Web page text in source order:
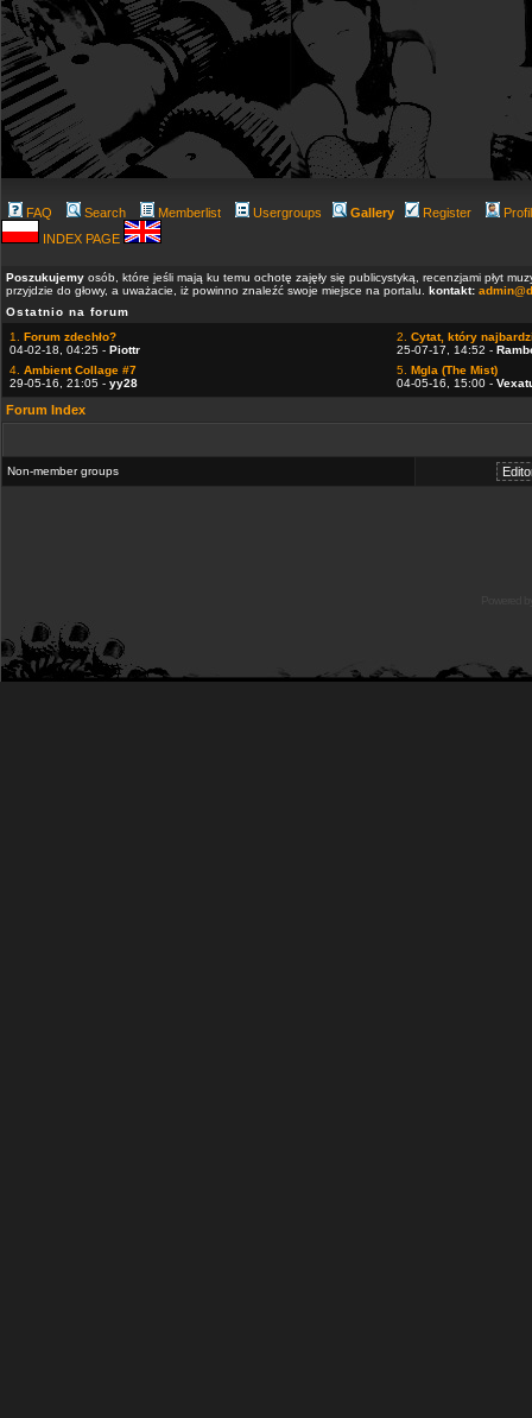
FAQ Search Memberlist Usergroups Gallery Register
INDEX PAGE
Poszukujemy osób, które jeśli mają ku temu ochotę zajęły się publicystyką, recenzjami płyt
przyjdzie do głowy, a uważacie, iż powinno znaleźć swoje miejsce na portalu. kontakt:
Ostatnio na forum
1. Forum zdechło?
04-02-18, 04:25 - Piottr
2. Cytat, który
25-07-17, 14:52 -
4. Ambient Collage #7
29-05-16, 21:05 - yy28
5. Mgla (The Mist)
04-05-16, 15:00 -
Forum Index
Non-member groups